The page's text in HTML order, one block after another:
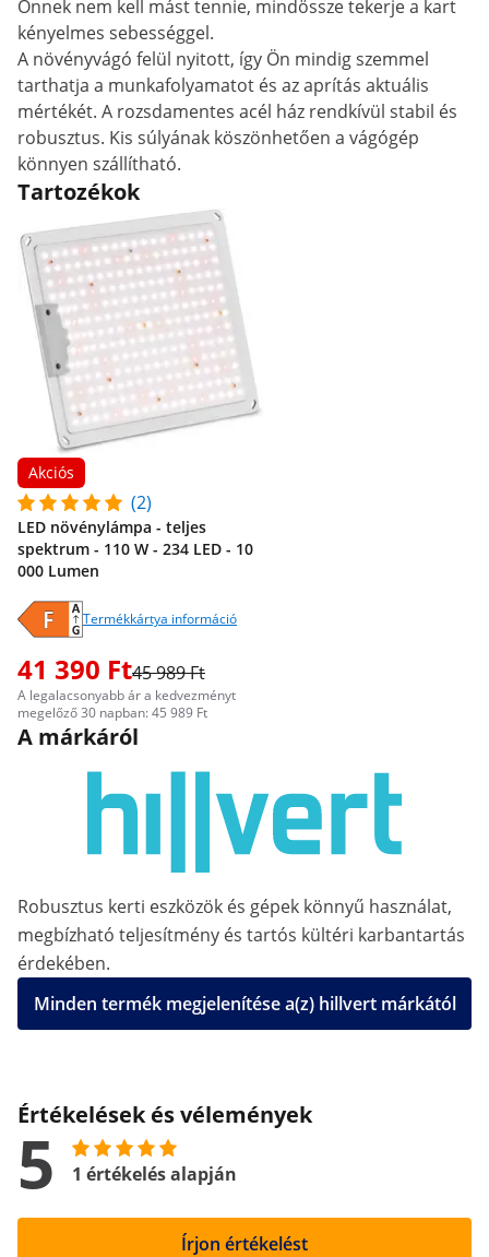
Önnek nem kell mást tennie, mindössze tekerje a kart
kényelmes sebességgel.
A növényvágó felül nyitott, így Ön mindig szemmel
tarthatja a munkafolyamatot és az aprítás aktuális
mértékét. A rozsdamentes acél ház rendkívül stabil és
robusztus. Kis súlyának köszönhetően a vágógép
könnyen szállítható.
Tartozékok
Akciós
(2)
LED növénylámpa - teljes
spektrum - 110 W - 234 LED - 10
000 Lumen
Termékkártya információ
41 390 Ft45 989 Ft
A legalacsonyabb ár a kedvezményt
megelőző 30 napban: 45 989 Ft
A márkáról
Robusztus kerti eszközök és gépek könnyű használat,
megbízható teljesítmény és tartós kültéri karbantartás
érdekében.
Minden termék megjelenítése a(z) hillvert márkától
Értékelések és vélemények
5 1 értékelés alapján
Írjon értékelést